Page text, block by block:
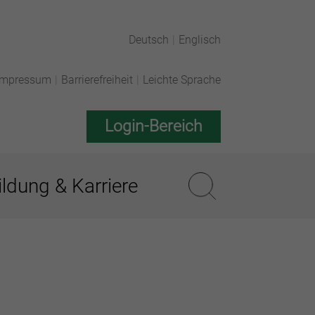
Deutsch Englisch
Barrierefreiheit Leichte Sprache
Login-Bereich
& Karriere